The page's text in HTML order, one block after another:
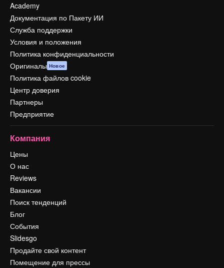
Academy
Документация по Пакету ИИ
Служба поддержки
Условия и положения
Политика конфиденциальности
Оригиналы Новое
Политика файлов cookie
Центр доверия
Партнеры
Предприятие
Компания
Цены
О нас
Reviews
Вакансии
Поиск тенденций
Блог
События
Slidesgo
Продайте свой контент
Помещение для прессы